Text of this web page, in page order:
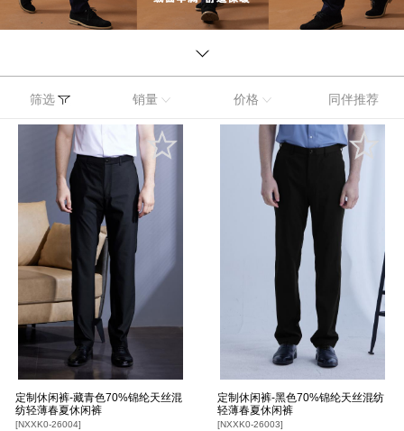
筛选 销量 价格 同伴推荐
定制休闲裤-藏青色70%锦纶天丝混
纺轻薄春夏休闲裤
[NXXK0-26004]
定制休闲裤-黑色70%锦纶天丝混纺
轻薄春夏休闲裤
[NXXK0-26003]